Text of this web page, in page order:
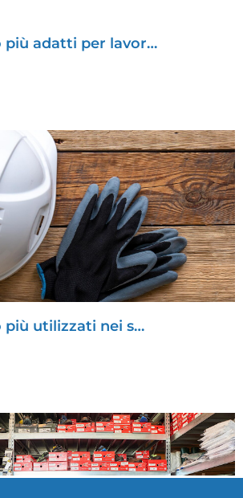
più adatti per lavor…
più utilizzati nei s…